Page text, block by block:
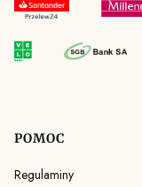
Linki w stopce
POMOC
Regulaminy